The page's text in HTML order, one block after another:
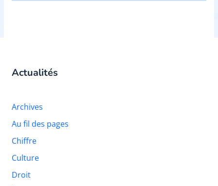
Actualités
Archives
Au fil des pages
Chiffre
Culture
Droit